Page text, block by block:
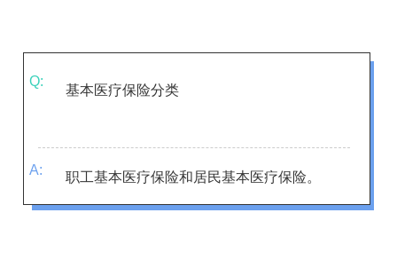
Q:
基本医疗保险分类
A: 职工基本医疗保险和居民基本医疗保险。